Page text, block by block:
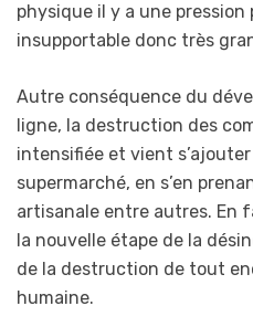
physique il y a une
insupportable donc très
Autre conséquence du
ligne, la destruction des
intensifiée et vient
supermarché, en s’en
artisanale entre autres. En
la nouvelle étape de la
de la destruction de tout
humaine.